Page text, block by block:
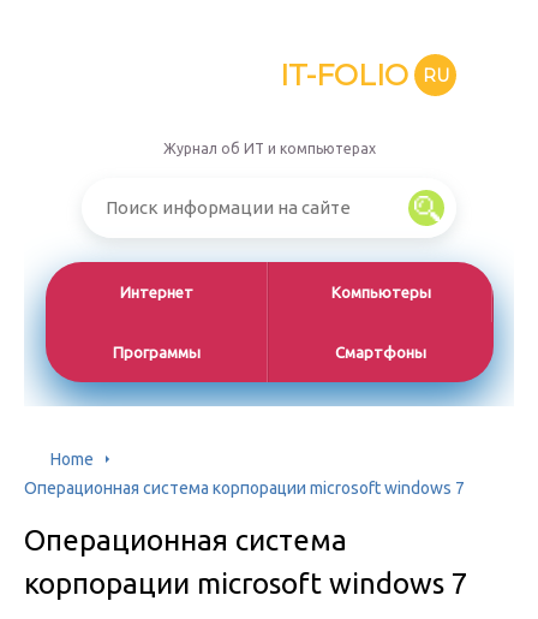
IT-FOLIO RU
Журнал об ИТ и компьютерах
Интернет Компьютеры
Программы Смартфоны
Home
Операционная система корпорации microsoft windows 7
Операционная система
корпорации microsoft windows 7